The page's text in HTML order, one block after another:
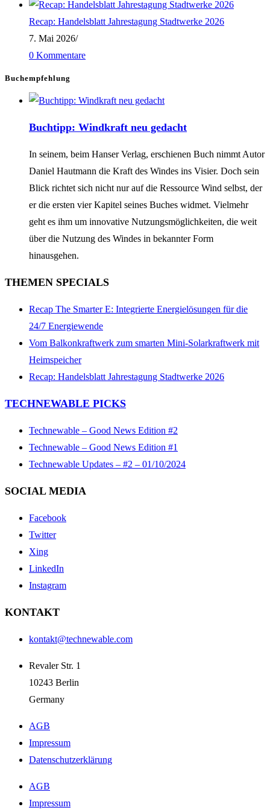
Recap: Handelsblatt Jahrestagung Stadtwerke 2026
7. Mai 2026/
0 Kommentare
Buchempfehlung
Buchtipp: Windkraft neu gedacht
In seinem, beim Hanser Verlag, erschienen Buch nimmt Autor
Daniel Hautmann die Kraft des Windes ins Visier. Doch sein
Blick richtet sich nicht nur auf die Ressource Wind selbst, der
er die ersten vier Kapitel seines Buches widmet. Vielmehr
geht es ihm um innovative Nutzungsmöglichkeiten, die weit
über die Nutzung des Windes in bekannter Form
hinausgehen.
THEMEN SPECIALS
Recap The Smarter E: Integrierte Energielösungen für die
24/7 Energiewende
Vom Balkonkraftwerk zum smarten Mini-Solarkraftwerk mit
Heimspeicher
Recap: Handelsblatt Jahrestagung Stadtwerke 2026
TECHNEWABLE PICKS
Technewable – Good News Edition #2
Technewable – Good News Edition #1
Technewable Updates – #2 – 01/10/2024
SOCIAL MEDIA
Facebook
Twitter
Xing
LinkedIn
Instagram
KONTAKT
kontakt@technewable.com
Revaler Str. 1
10243 Berlin
Germany
AGB
Impressum
Datenschutzerklärung
AGB
Impressum